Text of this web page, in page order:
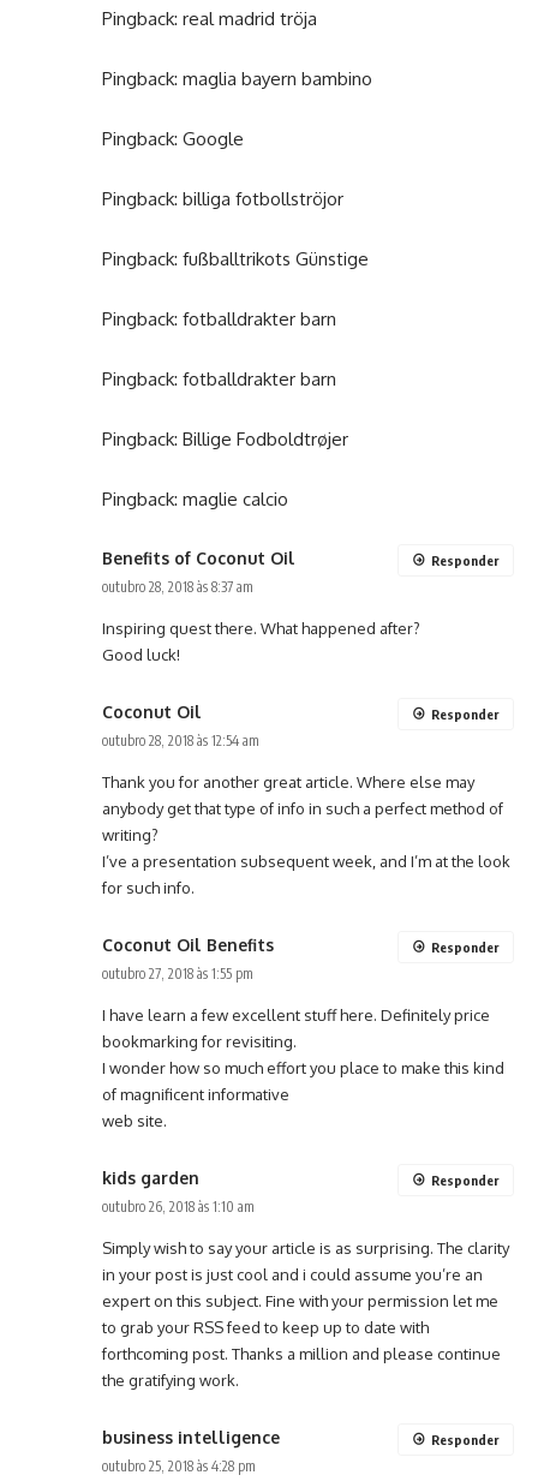
Pingback: real madrid tröja
Pingback: maglia bayern bambino
Pingback: Google
Pingback: billiga fotbollströjor
Pingback: fußballtrikots Günstige
Pingback: fotballdrakter barn
Pingback: fotballdrakter barn
Pingback: Billige Fodboldtrøjer
Pingback: maglie calcio
Benefits of Coconut Oil
outubro 28, 2018 às 8:37 am
Inspiring quest there. What happened after?
Good luck!
Responder
Coconut Oil
outubro 28, 2018 às 12:54 am
Thank you for another great article. Where else may
anybody get that type of info in such a perfect method of
writing?
I’ve a presentation subsequent week, and I’m at the look
for such info.
Responder
Coconut Oil Benefits
outubro 27, 2018 às 1:55 pm
I have learn a few excellent stuff here. Definitely price
bookmarking for revisiting.
I wonder how so much effort you place to make this kind
of magnificent informative
web site.
Responder
kids garden
outubro 26, 2018 às 1:10 am
Simply wish to say your article is as surprising. The clarity
in your post is just cool and i could assume you’re an
expert on this subject. Fine with your permission let me
to grab your RSS feed to keep up to date with
forthcoming post. Thanks a million and please continue
the gratifying work.
Responder
business intelligence
outubro 25, 2018 às 4:28 pm
Responder